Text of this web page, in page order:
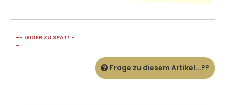
-- LEIDER ZU SPÄT! -
-
Frage zu diesem Artikel...??